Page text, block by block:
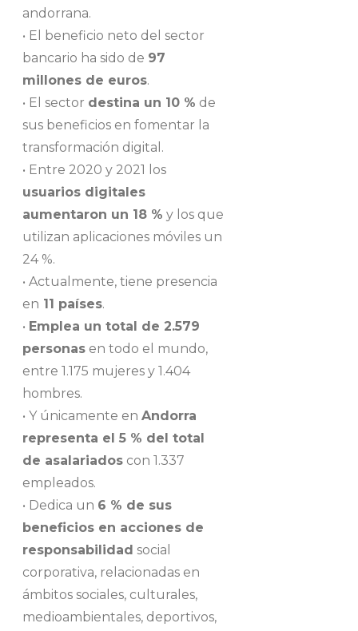
andorrana.
• El beneficio neto del sector
bancario ha sido de 97
millones de euros.
• El sector destina un 10 % de
sus beneficios en fomentar la
transformación digital.
• Entre 2020 y 2021 los
usuarios digitales
aumentaron un 18 % y los que
utilizan aplicaciones móviles un
24 %.
• Actualmente, tiene presencia
en 11 países.
• Emplea un total de 2.579
personas en todo el mundo,
entre 1.175 mujeres y 1.404
hombres.
• Y únicamente en Andorra
representa el 5 % del total
de asalariados con 1.337
empleados.
• Dedica un 6 % de sus
beneficios en acciones de
responsabilidad social
corporativa, relacionadas en
ámbitos sociales, culturales,
medioambientales, deportivos,